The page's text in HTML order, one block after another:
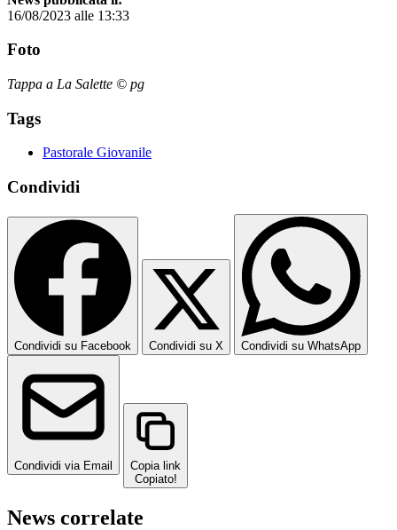
16/08/2023 alle 13:33
Foto
Tappa a La Salette © pg
Tags
Pastorale Giovanile
Condividi
Condividi su Facebook Condividi su X Condividi su WhatsApp
Condividi via Email
Copia link
Copiato!
News correlate